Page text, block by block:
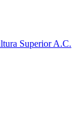
Superior A.C.